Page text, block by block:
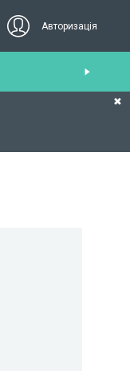
Авторизація
✖